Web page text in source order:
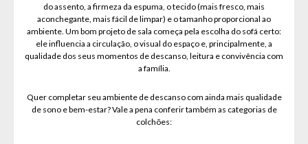
do assento, a firmeza da espuma, o tecido (mais fresco, mais
aconchegante, mais fácil de limpar) e o tamanho proporcional ao
ambiente. Um bom projeto de sala começa pela escolha do sofá certo:
ele influencia a circulação, o visual do espaço e, principalmente, a
qualidade dos seus momentos de descanso, leitura e convivência com
a família.
Quer completar seu ambiente de descanso com ainda mais qualidade
de sono e bem-estar? Vale a pena conferir também as categorias de
colchões: